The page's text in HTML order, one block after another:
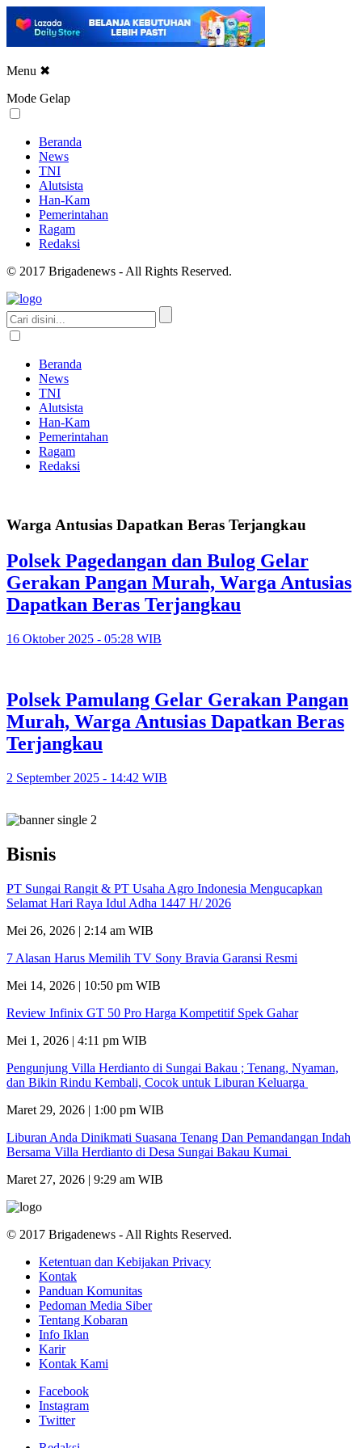
Menu ✖
Mode Gelap
Beranda
News
TNI
Alutsista
Han-Kam
Pemerintahan
Ragam
Redaksi
© 2017 Brigadenews - All Rights Reserved.
Beranda
News
TNI
Alutsista
Han-Kam
Pemerintahan
Ragam
Redaksi
Warga Antusias Dapatkan Beras Terjangkau
Polsek Pagedangan dan Bulog Gelar
Gerakan Pangan Murah, Warga Antusias
Dapatkan Beras Terjangkau
16 Oktober 2025 - 05:28 WIB
Polsek Pamulang Gelar Gerakan Pangan
Murah, Warga Antusias Dapatkan Beras
Terjangkau
2 September 2025 - 14:42 WIB
Bisnis
PT Sungai Rangit & PT Usaha Agro Indonesia Mengucapkan
Selamat Hari Raya Idul Adha 1447 H/ 2026
Mei 26, 2026 | 2:14 am WIB
7 Alasan Harus Memilih TV Sony Bravia Garansi Resmi
Mei 14, 2026 | 10:50 pm WIB
Review Infinix GT 50 Pro Harga Kompetitif Spek Gahar
Mei 1, 2026 | 4:11 pm WIB
Pengunjung Villa Herdianto di Sungai Bakau ; Tenang, Nyaman,
dan Bikin Rindu Kembali, Cocok untuk Liburan Keluarga
Maret 29, 2026 | 1:00 pm WIB
Liburan Anda Dinikmati Suasana Tenang Dan Pemandangan Indah
Bersama Villa Herdianto di Desa Sungai Bakau Kumai
Maret 27, 2026 | 9:29 am WIB
© 2017 Brigadenews - All Rights Reserved.
Ketentuan dan Kebijakan Privacy
Kontak
Panduan Komunitas
Pedoman Media Siber
Tentang Kobaran
Info Iklan
Karir
Kontak Kami
Facebook
Instagram
Twitter